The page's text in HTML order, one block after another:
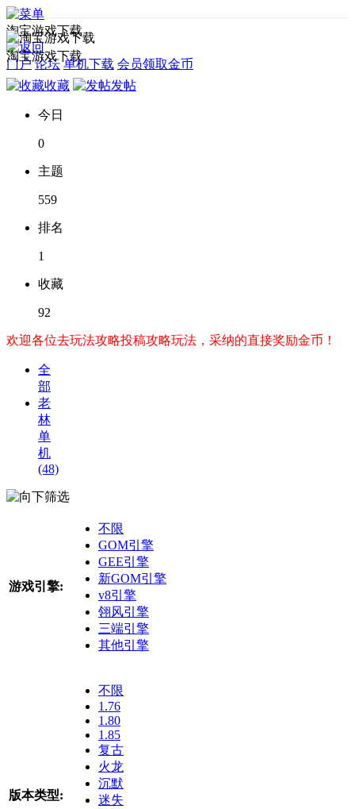
淘宝游戏下载
门户 论坛 单机下载 会员领取金币
淘宝游戏下载
收藏 发帖
今日
0
主题
559
排名
1
收藏
92
欢迎各位去玩法攻略投稿攻略玩法，采纳的直接奖励金币！
全
部
老
林
单
机
(48)
筛选
游戏引擎:
不限
GOM引擎
GEE引擎
新GOM引擎
v8引擎
翎风引擎
三端引擎
其他引擎
版本类型:
不限
1.76
1.80
1.85
复古
火龙
沉默
迷失